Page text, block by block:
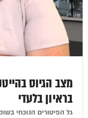
בראיון בלעדי
גל הפיטורים הנוכחי